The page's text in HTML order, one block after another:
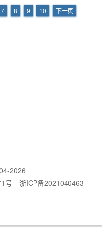
7 8 9 10 下一页
2026
号
浙ICP备2021040463